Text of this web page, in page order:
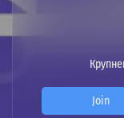
Join